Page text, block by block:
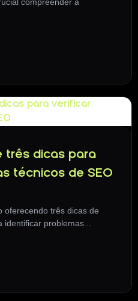
três dicas para
técnicos de SEO
oferecendo três dicas de
problemas...